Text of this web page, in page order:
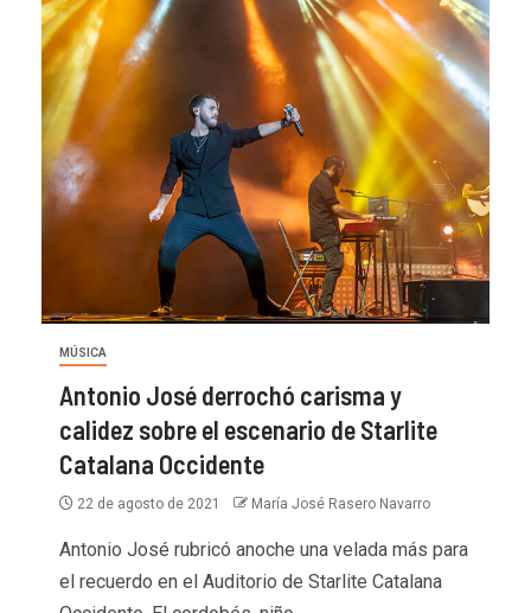
MÚSICA
Antonio José derrochó carisma y
calidez sobre el escenario de Starlite
Catalana Occidente
22 de agosto de 2021 María José Rasero Navarro
Antonio José rubricó anoche una velada más para
el recuerdo en el Auditorio de Starlite Catalana